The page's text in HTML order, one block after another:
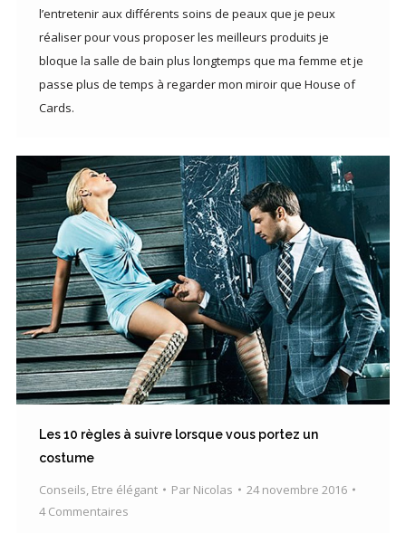
l’entretenir aux différents soins de peaux que je peux
réaliser pour vous proposer les meilleurs produits je
bloque la salle de bain plus longtemps que ma femme et je
passe plus de temps à regarder mon miroir que House of
Cards.
Les 10 règles à suivre lorsque vous portez un
costume
Conseils, Etre élégant Par Nicolas
24 novembre 2016
4 Commentaires